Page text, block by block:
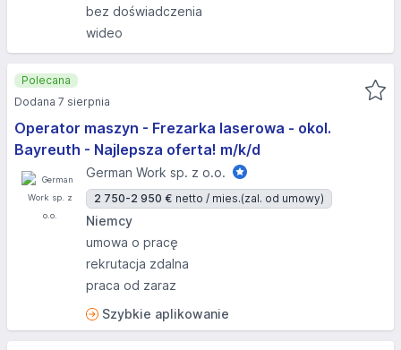
bez doświadczenia
wideo
Operator maszyn - Frezarka laserowa - okol.
Bayreuth - Najlepsza oferta! m/k/d
German Work sp. z o.o.
2 750-2 950 € netto / mies.(zal. od umowy)
Niemcy
umowa o pracę
rekrutacja zdalna
praca od zaraz
Szybkie aplikowanie
Polecana
Dodana 7 sierpnia